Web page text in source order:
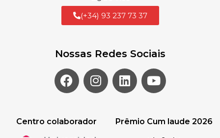
(+34) 93 237 73 37
Nossas Redes Sociais
Centro colaborador Prêmio Cum laude 2026